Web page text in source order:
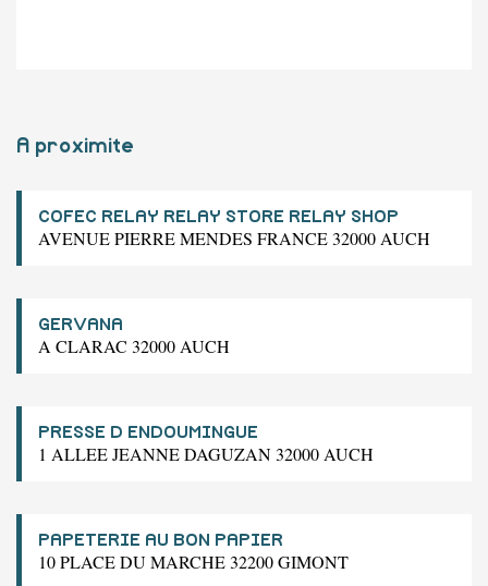
A proximite
COFEC RELAY RELAY STORE RELAY SHOP
AVENUE PIERRE MENDES FRANCE 32000 AUCH
GERVANA
A CLARAC 32000 AUCH
PRESSE D ENDOUMINGUE
1 ALLEE JEANNE DAGUZAN 32000 AUCH
PAPETERIE AU BON PAPIER
10 PLACE DU MARCHE 32200 GIMONT